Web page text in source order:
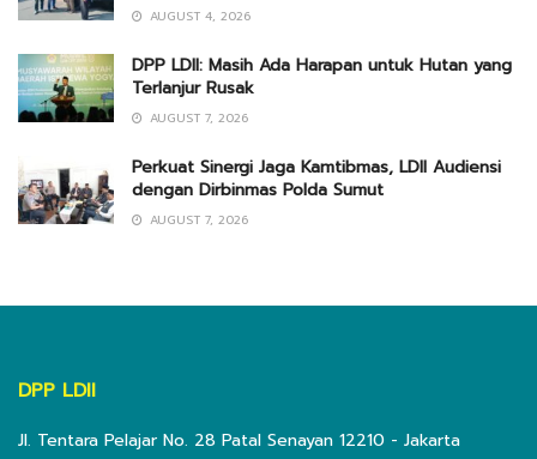
AUGUST 4, 2026
DPP LDII: Masih Ada Harapan untuk Hutan yang
Terlanjur Rusak
AUGUST 7, 2026
Perkuat Sinergi Jaga Kamtibmas, LDII Audiensi
dengan Dirbinmas Polda Sumut
AUGUST 7, 2026
DPP LDII
Jl. Tentara Pelajar No. 28 Patal Senayan 12210 - Jakarta